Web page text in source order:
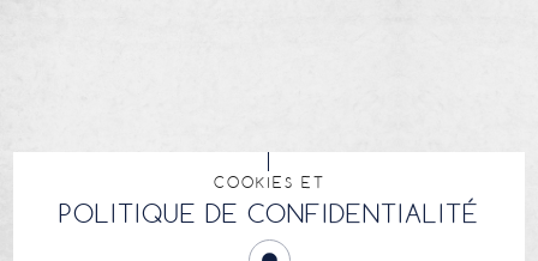
COOKIES ET
POLITIQUE DE CONFIDENTIALITÉ